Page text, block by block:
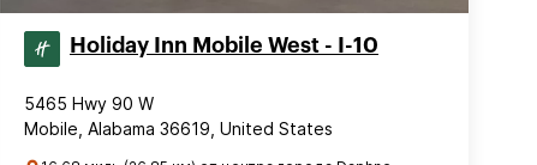
Holiday Inn Mobile West - I-10
5465 Hwy 90 W
Mobile, Alabama 36619, United States